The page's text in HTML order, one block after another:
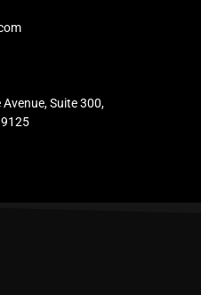
Suite 300,